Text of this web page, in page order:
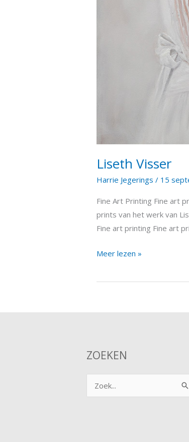
Liseth Visser
Harrie Jegerings / 15
Fine Art Printing Fine art
prints van het werk van
Fine art printing Fine art
Meer lezen »
ZOEKEN
Zoek
naar: